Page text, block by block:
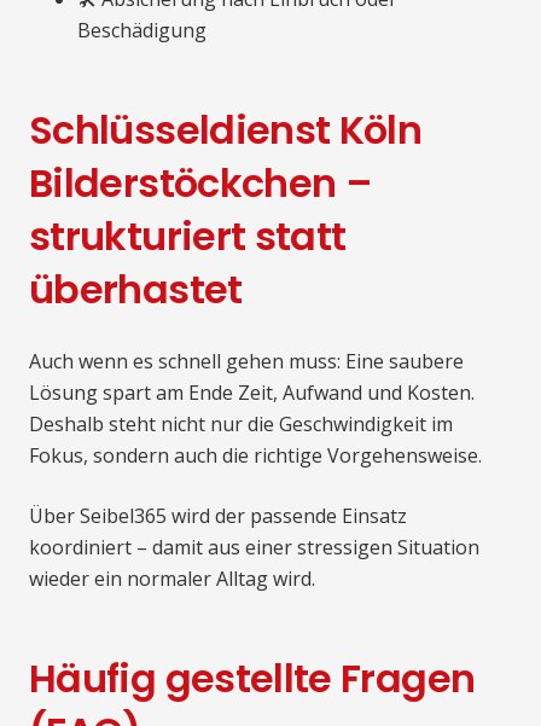
Beschädigung
Schlüsseldienst Köln
Bilderstöckchen –
strukturiert statt
überhastet
Auch wenn es schnell gehen muss: Eine saubere
Lösung spart am Ende Zeit, Aufwand und Kosten.
Deshalb steht nicht nur die Geschwindigkeit im
Fokus, sondern auch die richtige Vorgehensweise.
Über Seibel365 wird der passende Einsatz
koordiniert – damit aus einer stressigen Situation
wieder ein normaler Alltag wird.
Häufig gestellte Fragen